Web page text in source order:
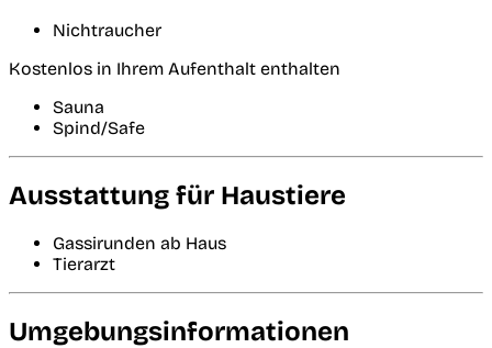
Nichtraucher
Kostenlos in Ihrem Aufenthalt enthalten
Sauna
Spind/Safe
Ausstattung für Haustiere
Gassirunden ab Haus
Tierarzt
Umgebungsinformationen